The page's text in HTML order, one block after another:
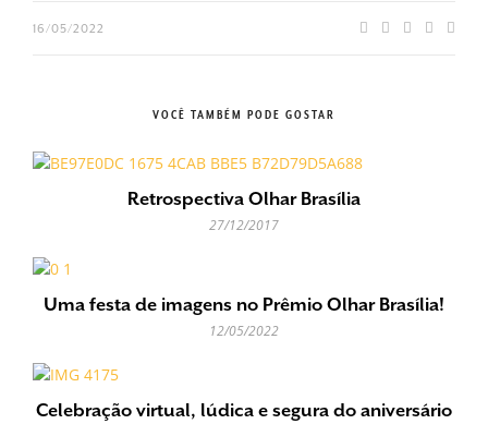
16/05/2022
VOCÊ TAMBÉM PODE GOSTAR
Retrospectiva Olhar Brasília
27/12/2017
Uma festa de imagens no Prêmio Olhar Brasília!
12/05/2022
Celebração virtual, lúdica e segura do aniversário